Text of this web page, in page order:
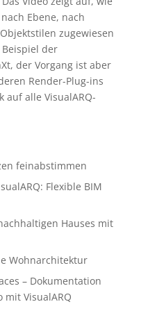
Ebene, nach
zugewiesen
der
der Vorgang ist aber
Render-Plug-ins
auf alle VisualARQ-
feinabstimmen
Flexible BIM
Hauses mit
Wohnarchitektur
– Dokumentation
VisualARQ